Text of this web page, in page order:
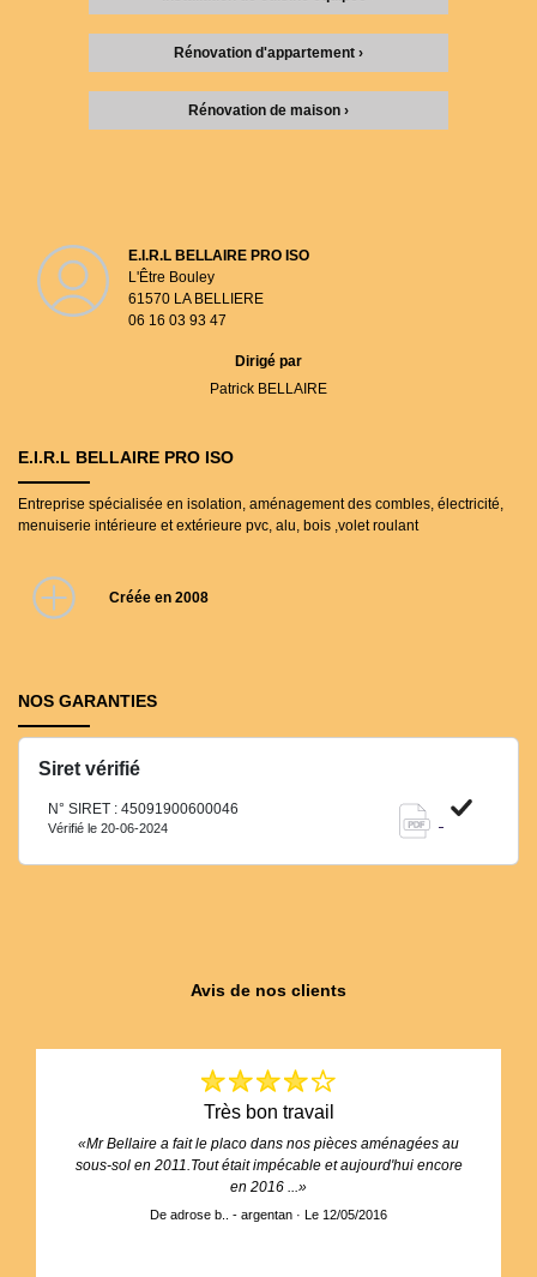
Rénovation d'appartement ›
Rénovation de maison ›
E.I.R.L BELLAIRE PRO ISO
L'Être Bouley
61570 LA BELLIERE
06 16 03 93 47
Dirigé par
Patrick BELLAIRE
E.I.R.L BELLAIRE PRO ISO
Entreprise spécialisée en isolation, aménagement des combles, électricité,
menuiserie intérieure et extérieure pvc, alu, bois ,volet roulant
Créée en 2008
NOS GARANTIES
Siret vérifié
N° SIRET : 45091900600046
Vérifié le 20-06-2024
Avis de nos clients
très bon travail
«Mr Bellaire a fait le placo dans nos pièces aménagées au
sous-sol en 2011.Tout était impécable et aujourd'hui encore
en 2016 ...»
De adrose b.. - argentan · Le 12/05/2016